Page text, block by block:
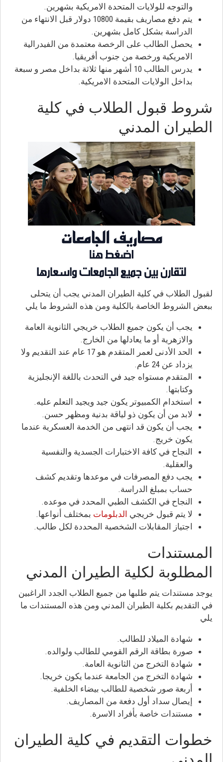
والتوجه للولايات المتحدة الامريكية بشهرين.
يتم دفع مصاريف بقيمة 10800 دولار قبل الانتهاء من
الدراسة بشكل كامل بشهرين.
يحصل الطالب على الرخصة معتمدة من الفيدرالية
الامريكية ورخصة من جنوب أفريقيا.
يدرس الطالب 10 أشهر منها ثلاثة بداخل مصر و سبعة
بداخل الولايات المتحدة الامريكية.
شروط قبول الطلاب في كلية
الطيران المدني
لقبول الطلاب في كلية الطيران المدني يجب أن يتحلى
ببعض الشروط الخاصة بالكلية ومن هذه الشروط ما يلي
يجب أن يكون جميع الطلاب خريجي الثانوية العامة
والازهرية أو ما يعادلها من الخارج.
الحد الأدنى لعمر المتقدم هو 17 عام عند التقديم ولا
يزداد عن 24 عام.
المتقدم مستواه جيد في التحدث باللغة الإنجليزية
وكتابتها.
استخدام الكمبيوتر يكون جيد ويجيد التعلم عليه.
لابد من أن يكون ذو لياقة بدنية ومظهر حسن.
يجب أن يكون قد انتهى من الخدمة العسكرية عندما
يكون خريج.
النجاح في كافة الاختبارات الجسدية والنفسية
والعقلية.
يجب دفع المصرفات في موعدها وتقديم كشف
حساب بمبلغ الدراسة.
النجاح في الكشف الطبي المحدد في موعده.
لا يتم قبول خريجي الدبلومات بمختلف أنواعها.
اجتياز المقابلات الشخصية المحددة لكل طالب.
المستندات
المطلوبة لكلية الطيران المدني
يوجد مستندات يتم طلبها من جميع الطلاب الجدد الراغبين
في التقديم بكلية الطيران المدني ومن هذه المستندات ما
يلي
شهادة الميلاد للطالب.
صورة بطاقة الرقم القومي للطالب ولوالده.
شهادة التخرج من الثانوية العامة.
شهادة التخرج من الجامعة عندما يكون خريجا.
أربعة صور شخصية للطالب بيضاء الخلفية.
إيصال سداد أول دفعة من المصاريف.
مستندات خاصة بأفراد الاسرة.
خطوات التقديم في كلية الطيران